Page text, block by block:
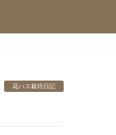
花ハス栽培日記